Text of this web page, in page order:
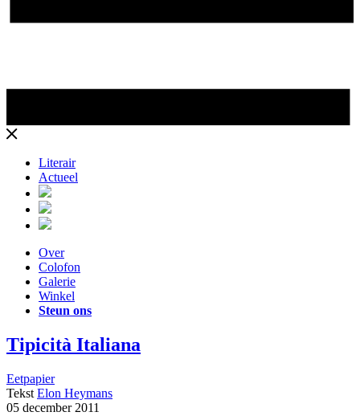
Literair
Actueel
Over
Colofon
Galerie
Winkel
Steun ons
Tipicità Italiana
Eetpapier
Tekst Elon Heymans
05 december 2011